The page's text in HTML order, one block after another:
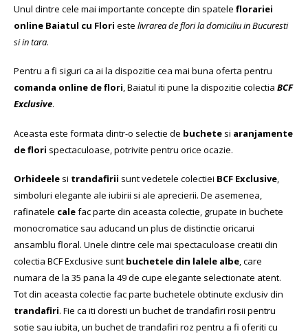
Unul dintre cele mai importante concepte din spatele florariei
online Baiatul cu Flori este livrarea de flori la domiciliu in Bucuresti
si in tara.
Pentru a fi siguri ca ai la dispozitie cea mai buna oferta pentru
comanda online de flori, Baiatul iti pune la dispozitie colectia BCF
Exclusive.
Aceasta este formata dintr-o selectie de buchete si aranjamente
de flori spectaculoase, potrivite pentru orice ocazie.
Orhideele si trandafirii sunt vedetele colectiei BCF Exclusive,
simboluri elegante ale iubirii si ale aprecierii. De asemenea,
rafinatele calefac parte din aceasta colectie, grupate in buchete
monocromatice sau aducand un plus de distinctie oricarui
ansamblu floral. Unele dintre cele mai spectaculoase creatii din
colectia BCF Exclusive sunt buchetele din lalele albe, care
numara de la 35 pana la 49 de cupe elegante selectionate atent.
Tot din aceasta colectie fac parte buchetele obtinute exclusiv din
trandafiri. Fie ca iti doresti un buchet de trandafiri rosii pentru
sotie sau iubita, un buchet de trandafiri roz pentru a fi oferiti cu